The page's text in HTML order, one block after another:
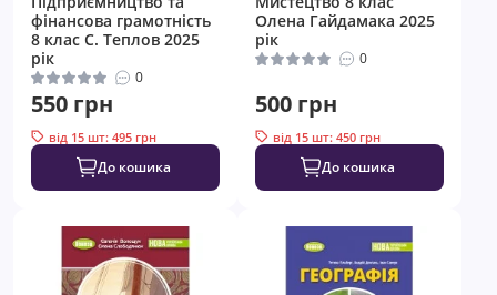
фінансова грамотність
8 клас С. Теплов 2025
рік
0
550 грн
від 15 шт: 495 грн
До кошика
Олена Гайдамака 2025
рік
0
500 грн
від 15 шт: 450 грн
До кошика